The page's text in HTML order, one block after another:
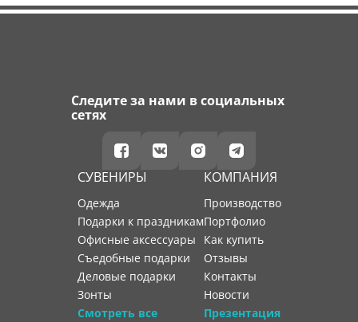
Следите за нами в социальных
сетях
СУВЕНИРЫ
Одежда
Подарки к праздникам
Офисные аксессуары
Съедобные подарки
Деловые подарки
Зонты
Смотреть все
КОМПАНИЯ
производство
портфолио
как купить
отзывы
контакты
новости
Презентация